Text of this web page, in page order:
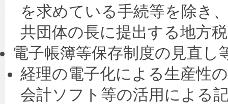
を求めている手続等を除き
共団体の長に提出する地方
電子帳簿等保存制度の見直し
経理の電子化による生産性
会計ソフト等の活用による